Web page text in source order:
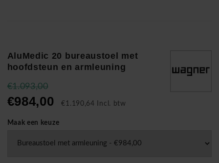
AluMedic 20 bureaustoel met
hoofdsteun en armleuning
€1.093,00
€984,00 €1.190,64 Incl. btw
Maak een keuze